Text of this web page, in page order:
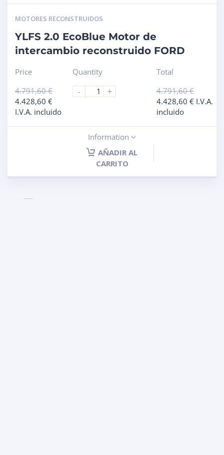
MOTORES RECONSTRUIDOS
YLFS 2.0 EcoBlue Motor de
intercambio reconstruido FORD
Price
4.791,60€
4.428,60 €
I.V.A. incluido
Quantity
-
+
Total
4.791,60€
4.428,60 € I.V.A.
incluido
Information
AÑADIR AL
CARRITO